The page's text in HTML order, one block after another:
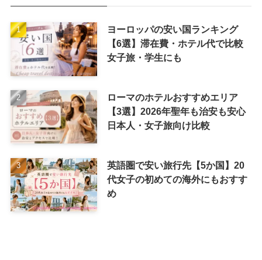
ヨーロッパの安い国ランキング
【6選】滞在費・ホテル代で比較
女子旅・学生にも
ローマのホテルおすすめエリア
【3選】2026年聖年も治安も安心
日本人・女子旅向け比較
英語圏で安い旅行先【5か国】20
代女子の初めての海外にもおすす
め